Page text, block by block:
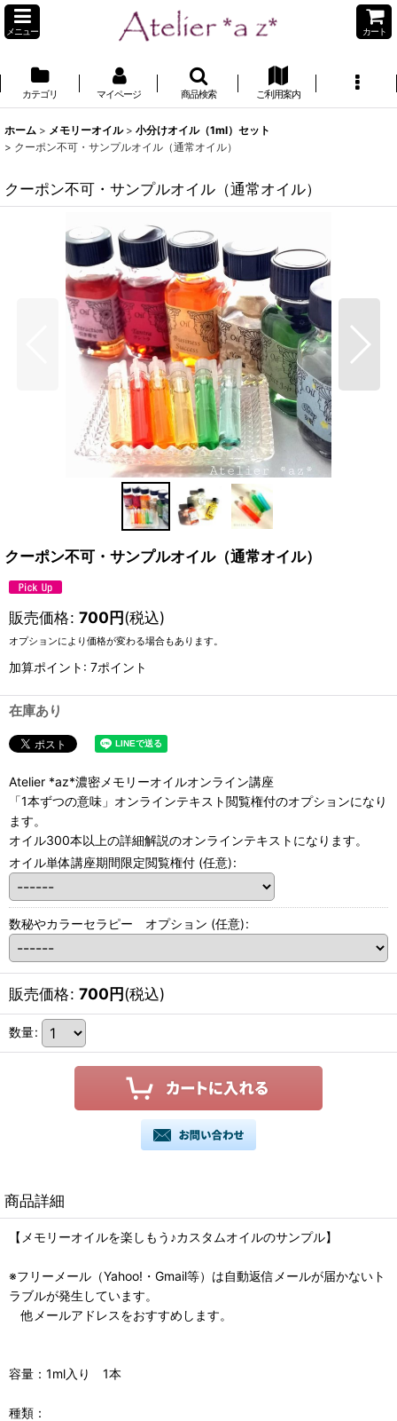
メニュー カート
カテゴリ マイページ 商品検索 ご利用案内
ホーム > メモリーオイル > 小分けオイル（1ml）セット
> クーポン不可・サンプルオイル（通常オイル）
クーポン不可・サンプルオイル（通常オイル）
クーポン不可・サンプルオイル（通常オイル）
販売価格: 700円(税込)
オプションにより価格が変わる場合もあります。
加算ポイント: 7ポイント
在庫あり
Atelier *az*濃密メモリーオイルオンライン講座
「1本ずつの意味」オンラインテキスト閲覧権付のオプションになり
ます。
オイル300本以上の詳細解説のオンラインテキストになります。
オイル単体講座期間限定閲覧権付 (任意):
数秘やカラーセラピー オプション (任意):
販売価格: 700円(税込)
数量:
商品詳細
【メモリーオイルを楽しもう♪カスタムオイルのサンプル】
※フリーメール（Yahoo!・Gmail等）は自動返信メールが届かないト
ラブルが発生しています。
他メールアドレスをおすすめします。
容量：1ml入り 1本
種類：